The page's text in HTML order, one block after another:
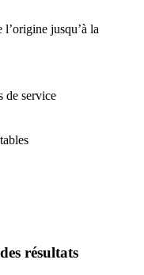
jusqu’à la
de service
résultats